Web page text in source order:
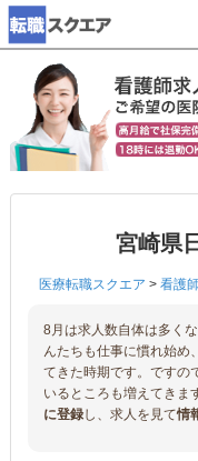
宮崎県
医療転職スクエア > 看護
8月は求人数自体は多く
んたちも仕事に慣れ始め
てきた時期です。ですの
いるところも増えてきま
に登録し、求人を見て情